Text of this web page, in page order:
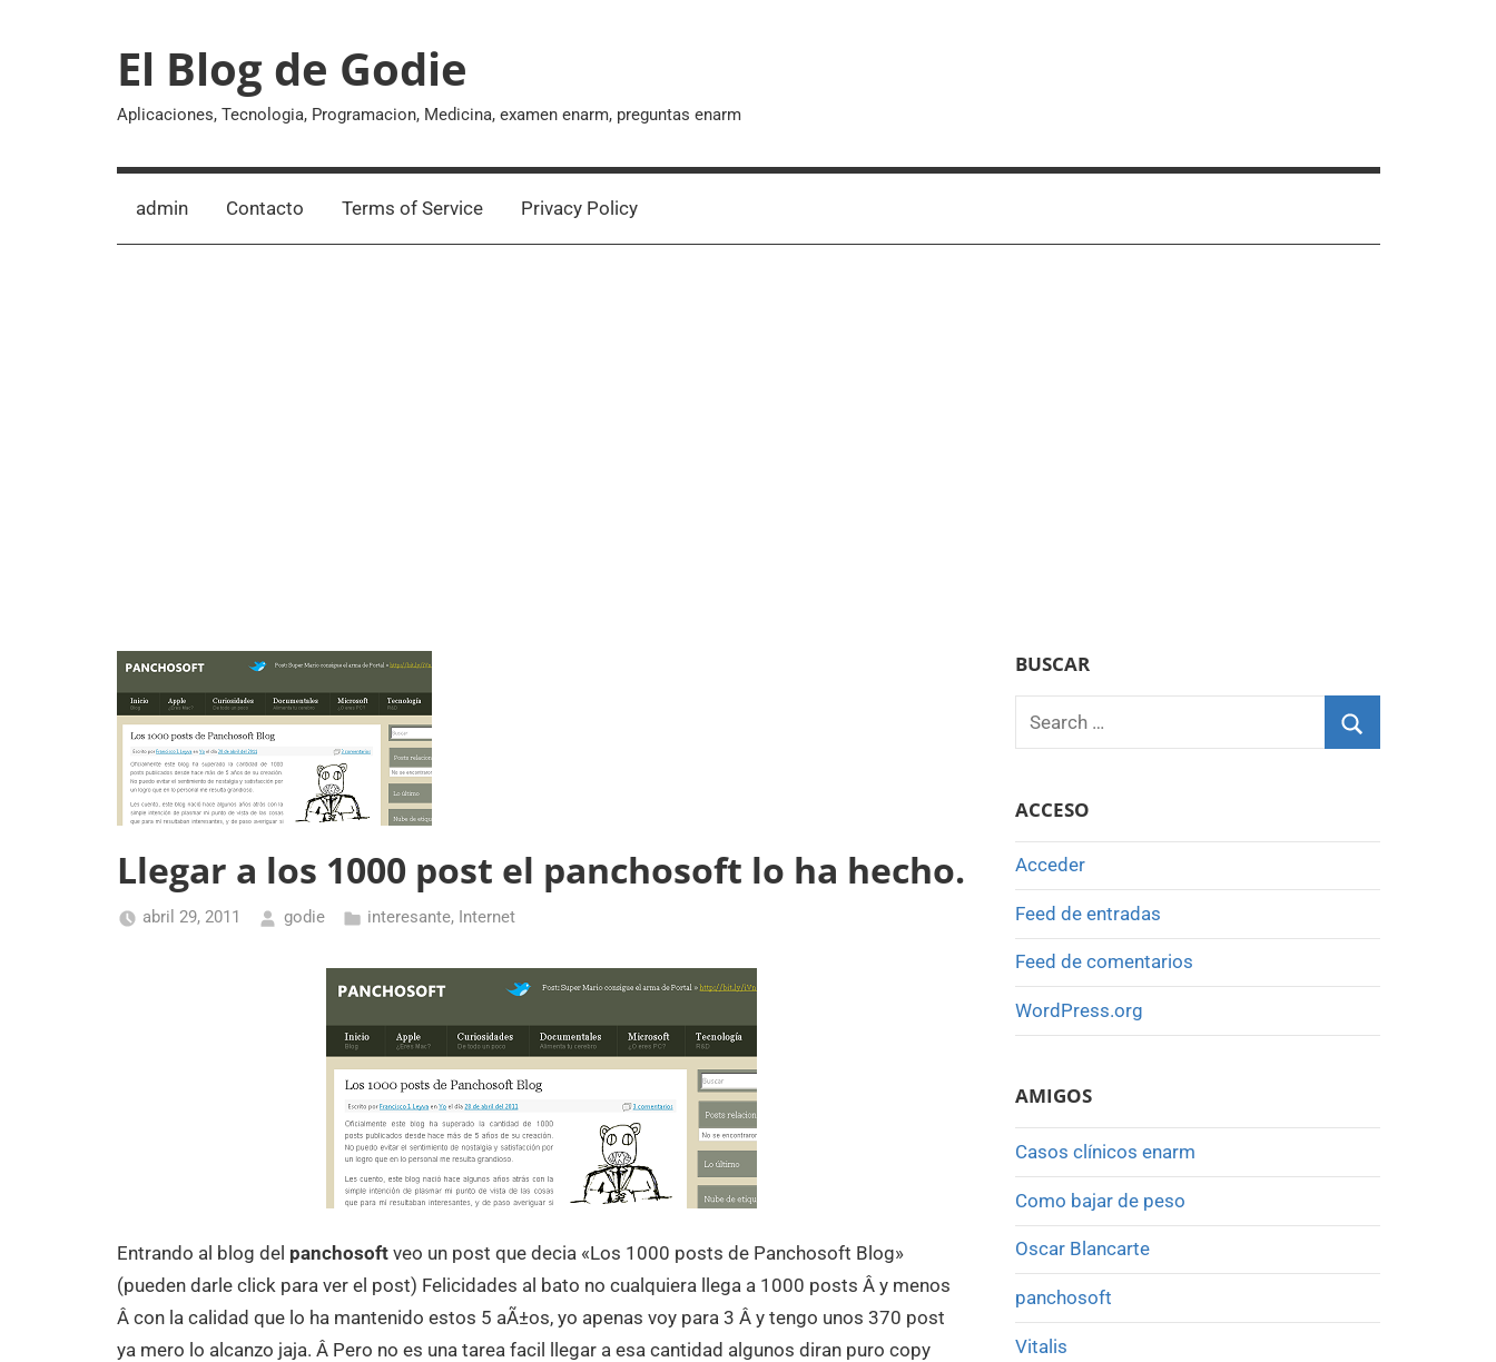
El Blog de Godie
Aplicaciones, Tecnologia, Programacion, Medicina, examen enarm, preguntas enarm
admin Contacto Terms of Service Privacy Policy
Llegar a los 1000 post el panchosoft lo ha hecho.
abril 29, 2011 godie interesante, Internet
Entrando al blog del panchosoft veo un post que decia «Los 1000 posts de Panchosoft Blog»
(pueden darle click para ver el post) Felicidades al bato no cualquiera llega a 1000 posts Â y menos
Â con la calidad que lo ha mantenido estos 5 aÃ±os, yo apenas voy para 3 Â y tengo unos 370 post
ya mero lo alcanzo jaja. Â Pero no es una tarea facil llegar a esa cantidad algunos diran puro copy
BUSCAR
Search
for:
ACCESO
Acceder
Feed de entradas
Feed de comentarios
WordPress.org
AMIGOS
Casos clínicos enarm
Como bajar de peso
Oscar Blancarte
panchosoft
Vitalis